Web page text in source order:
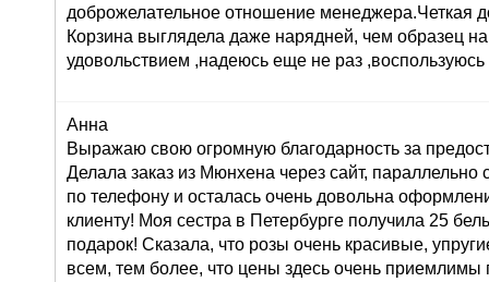
доброжелательное отношение менеджера.Четкая
Корзина выглядела даже нарядней, чем образец
удовольствием ,надеюсь еще не раз
Анна
Выражаю свою огромную благодарность за
Делала заказ из Мюнхена через сайт, параллельно
по телефону и осталась очень довольна
клиенту! Моя сестра в Петербурге получила 25
подарок! Сказала, что розы очень красивые,
всем, тем более, что цены здесь очень приемлимы